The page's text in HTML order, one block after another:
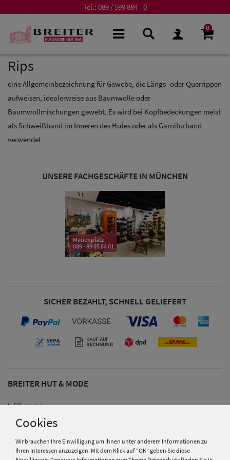
Tel.: 089 / 599 884 - 0
0
Herren Caps
Rips
eine Allgemeinbezeichnung für Gewebe, die Längs- oder Querrippen
aufweisen, idealerweise aus Baumwolle oder
Baumwollmischungen gewebt. Es wird bei Kopfbedeckungen meist
als Schweißband im Inneren des Hutes oder als Garniturband
verwendet
UNSERE FACHGESCHÄFTE IN MÜNCHEN
Marienplatz
089 - 89 05 84 01
SICHER BEZAHLT, SCHNELL GELIEFERT
BREITER HUT & MODE
Über uns
Ratgeber
Gutscheine
Cookies
Wir brauchen Ihre Einwilligung um Ihnen unter anderem Informationen zu
Ihren Interessen anzuzeigen. Mit dem Klick auf "OK" geben Sie diese